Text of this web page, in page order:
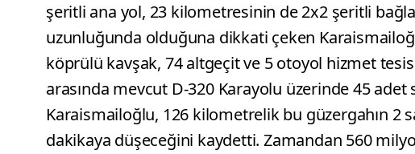
şeritli ana yol, 23 kilometresinin de 2x2 şeritli
uzunluğunda olduğuna dikkati çeken
köprülü kavşak, 74 altgeçit ve 5 otoyol hizmet tesisi
arasında mevcut D-320 Karayolu üzerinde 45
Karaismailoğlu, 126 kilometrelik bu güzergahın 2
dakikaya düşeceğini kaydetti. Zamandan 560